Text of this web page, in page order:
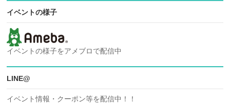
イベントの様子
イベントの様子をアメブロで配信中
LINE@
イベント情報・クーポン等を配信中！！